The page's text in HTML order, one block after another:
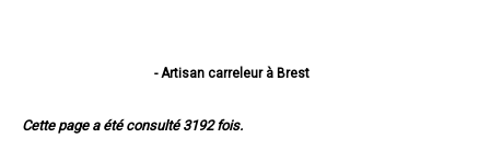
- Artisan carreleur à Brest
- Artisan carreleur à Morlaix
Cette page a été consulté 3192 fois.